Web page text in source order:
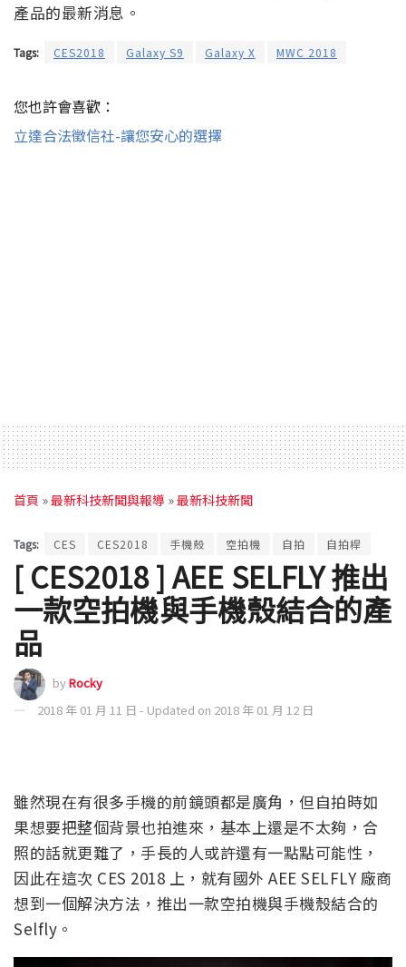
產品的最新消息。
Tags: CES2018 Galaxy S9 Galaxy X MWC 2018
您也許會喜歡：
立達合法徵信社-讓您安心的選擇
首頁 »最新科技新聞與報導 »最新科技新聞
Tags: CES CES2018 手機殼 空拍機 自拍 自拍桿
[ CES2018 ] AEE SELFLY 推出
一款空拍機與手機殼結合的產
品
byRocky
2018 年 01 月 11 日 - Updated on 2018 年 01 月 12 日
雖然現在有很多手機的前鏡頭都是廣角，但自拍時如
果想要把整個背景也拍進來，基本上還是不太夠，合
照的話就更難了，手長的人或許還有一點點可能性，
因此在這次 CES 2018 上，就有國外 AEE SELFLY 廠商
想到一個解決方法，推出一款空拍機與手機殼結合的
Selfly。